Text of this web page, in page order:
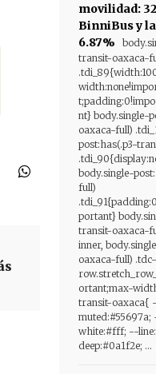
movilidad:
BinniBus y
6.87%
transit-oaxaca-
nt} body.single-
oaxaca-full)
post:has(.p3-
body.single-
full)
portant}
transit-oaxaca-
inner,
oaxaca-full) .tdc-
ortant;max-
transit-oaxaca{
white:#fff; --
deep:#0a1f2e; ...